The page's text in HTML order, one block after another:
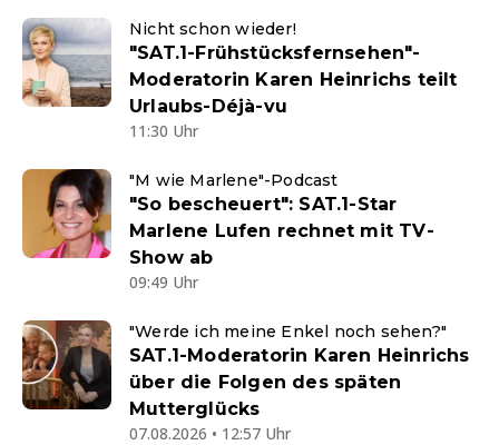
Nicht schon wieder!
"SAT.1-Frühstücksfernsehen"-
Moderatorin Karen Heinrichs teilt
Urlaubs-Déjà-vu
11:30 Uhr
"M wie Marlene"-Podcast
"So bescheuert": SAT.1-Star
Marlene Lufen rechnet mit TV-
Show ab
09:49 Uhr
"Werde ich meine Enkel noch sehen?"
SAT.1-Moderatorin Karen Heinrichs
über die Folgen des späten
Mutterglücks
07.08.2026 • 12:57 Uhr